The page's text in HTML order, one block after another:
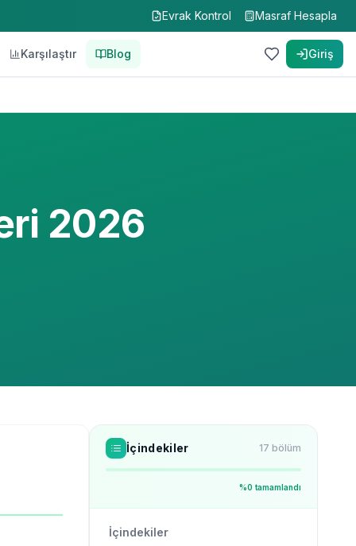
Evrak Kontrol Masraf Hesapla
Karşılaştır Blog Giriş
2026
İçindekiler 17 bölüm
%0 tamamlandı
İçindekiler